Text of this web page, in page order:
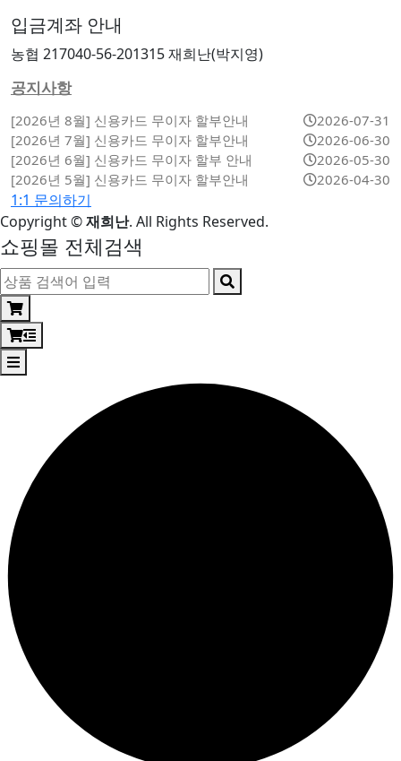
입금계좌 안내
농협 217040-56-201315 재희난(박지영)
공지사항
[2026년 8월] 신용카드 무이자 할부안내
2026-07-31
[2026년 7월] 신용카드 무이자 할부안내
2026-06-30
[2026년 6월] 신용카드 무이자 할부 안내
2026-05-30
[2026년 5월] 신용카드 무이자 할부안내
2026-04-30
1:1 문의하기
Copyright©재희난. All Rights Reserved.
쇼핑몰 전체검색